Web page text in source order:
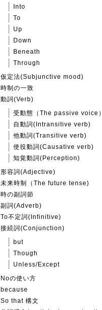
Into
To
Up
Down
Beneath
Through
仮定法(Subjunctive mood)
時制の一致
動詞(Verb)
受動態（The passive voice）
自動詞(Intransitive verb)
他動詞(Transitive verb)
使役動詞(Causative verb)
知覚動詞(Perception)
形容詞(Adjective)
未来時制（The future tense)
時の副詞節
副詞(Adverb)
To不定詞(Infinitive)
接続詞(Conjunction)
but
Though
Unless/Except
Noの使い方
because
So that 構文